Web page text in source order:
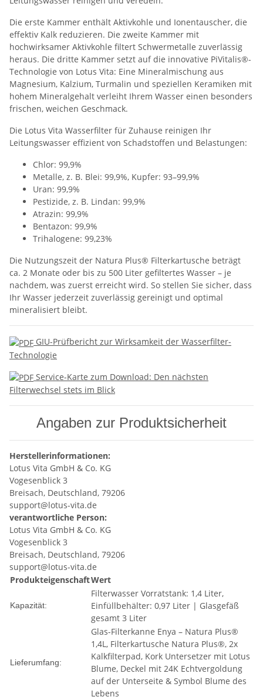
Die erste Kammer enthält Aktivkohle und Ionentauscher, die
effektiv Kalk reduzieren. Die zweite Kammer mit
hochwirksamer Aktivkohle filtert Schwermetalle zuverlässig
heraus. Die dritte Kammer setzt auf die innovative PiVitalis®-
Technologie von Lotus Vita: Eine Mineralmischung aus
Magnesium, Kalzium, Turmalin und speziellen Keramiken mit
hohem Mineralgehalt verleiht Ihrem Wasser einen besonders
frischen, weichen Geschmack.
Die Lotus Vita Wasserfilter für Zuhause reinigen Ihr
Leitungswasser effizient von Schadstoffen und Belastungen:
Chlor: 99,9%
Metalle, z. B. Blei: 99,9%, Kupfer: 93–99,9%
Uran: 99,9%
Pestizide, z. B. Lindan: 99,9%
Atrazin: 99,9%
Bentazon: 99,9%
Trihalogene: 99,23%
Die Nutzungszeit der Natura Plus® Filterkartusche beträgt
ca. 2 Monate oder bis zu 500 Liter gefiltertes Wasser – je
nachdem, was zuerst erreicht wird. So stellen Sie sicher, dass
Ihr Wasser jederzeit zuverlässig gereinigt und optimal
mineralisiert bleibt.
GIU-Prüfbericht zur Wirksamkeit der Wasserfilter-
Technologie
Service-Karte zum Download: Den nächsten
Filterwechsel stets im Blick
Angaben zur Produktsicherheit
Herstellerinformationen:
Lotus Vita GmbH & Co. KG
Vogesenblick 3
Breisach, Deutschland, 79206
support@lotus-vita.de
verantwortliche Person:
Lotus Vita GmbH & Co. KG
Vogesenblick 3
Breisach, Deutschland, 79206
support@lotus-vita.de
ProdukteigenschaftWert
Kapazität:
Filterwasser Vorratstank: 1,4 Liter,
Einfüllbehälter: 0,97 Liter | Glasgefäß
gesamt 3 Liter
Lieferumfang:
Glas-Filterkanne Enya – Natura Plus®
1,4L, Filterkartusche Natura Plus®, 2x
Kalkfilterpad, Kork Untersetzer mit Lotus
Blume, Deckel mit 24K Echtvergoldung
auf der Unterseite & Symbol Blume des
Lebens